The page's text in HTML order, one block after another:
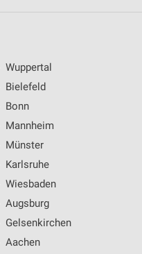
Wuppertal
Bielefeld
Bonn
Mannheim
Münster
Karlsruhe
Wiesbaden
Augsburg
Gelsenkirchen
Aachen